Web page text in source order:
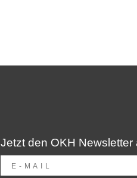
Jetzt den OKH Newsletter